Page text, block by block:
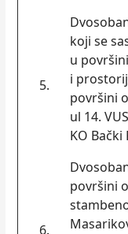
5.
koji se
u
i
površini
ul 14.
KO
6.
površini